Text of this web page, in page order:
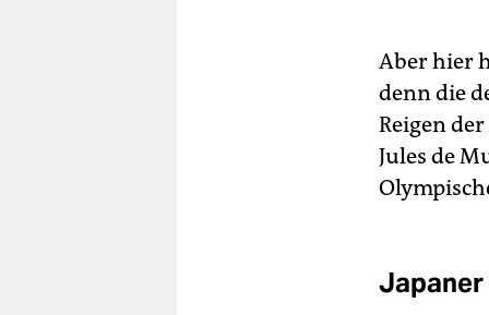
Aber hier
denn die
Reigen
Jules de
Japaner